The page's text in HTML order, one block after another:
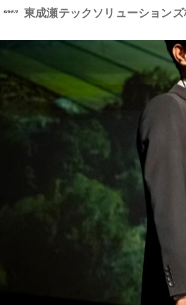
東成瀬テックソリューション